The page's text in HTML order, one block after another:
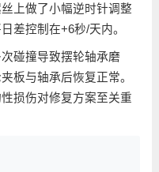
上做了小幅逆时针调整
差控制在+6秒/天内。
碰撞导致摆轮轴承磨
板与轴承后恢复正常。
损伤对修复方案至关重